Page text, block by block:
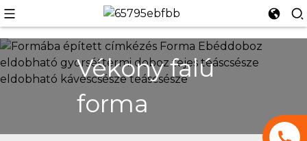
Vékony falú
forma